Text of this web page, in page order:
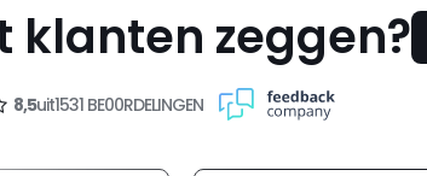
klanten zeggen?
8,5uit1531 BE00RDELINGEN